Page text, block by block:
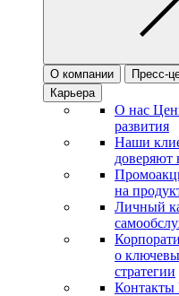
О компании Пресс-
Карьера
О нас
развития
Наши
доверяют
на
Личный
о
стратегии
Контакты